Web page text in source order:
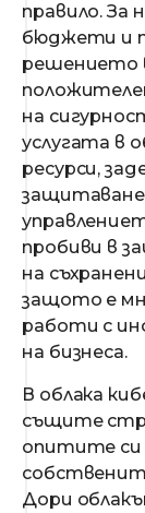
правило. За
бюджети и
решението
на
услугата в
ресурси,
пробиви в
на
защото е
работи с
на бизнеса.
В облака
същите
опитите
Дори